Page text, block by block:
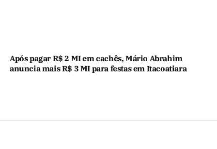
Após pagar R$ 2 MI em cachês, Mário Abrahim
anuncia mais R$ 3 MI para festas em Itacoatiara